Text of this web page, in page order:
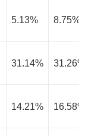
5.13% 8.75%
31.14% 31.26%
14.21% 16.58%